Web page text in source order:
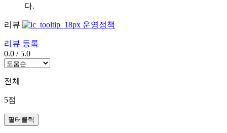
다.
리뷰 운영정책
리뷰 등록
0.0 / 5.0
전체
5점
필터클릭